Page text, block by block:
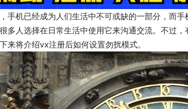
手机已经成为人们生活中不可或缺的一部分，而
多人选择在日常生活中使用它来沟通交流。不过
来将介绍vx注册后如何设置勿扰模式。